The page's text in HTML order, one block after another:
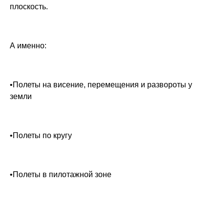
плоскость.
А именно:
•Полеты на висение, перемещения и развороты у
земли
•Полеты по кругу
•Полеты в пилотажной зоне